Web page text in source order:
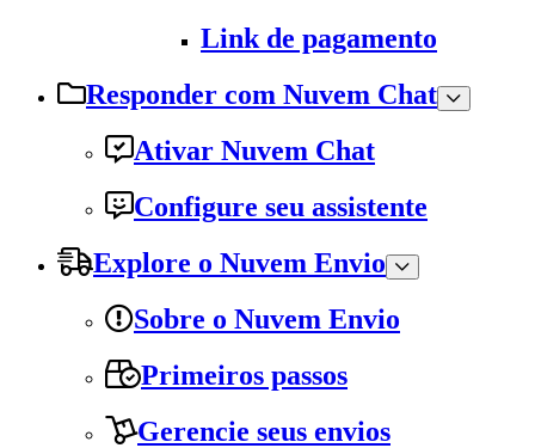
Link de pagamento
Responder com Nuvem Chat
Ativar Nuvem Chat
Configure seu assistente
Explore o Nuvem Envio
Sobre o Nuvem Envio
Primeiros passos
Gerencie seus envios